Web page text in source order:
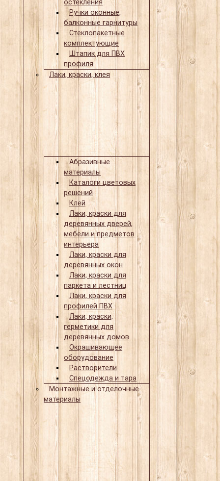
остекления
Ручки оконные,
балконные гарнитуры
Стеклопакетные
комплектующие
Штапик для ПВХ
профиля
Лаки, краски, клея
Абразивные
материалы
Каталоги цветовых
решений
Клей
Лаки, краски для
деревянных дверей,
мебели и предметов
интерьера
Лаки, краски для
деревянных окон
Лаки, краски для
паркета и лестниц
Лаки, краски для
профилей ПВХ
Лаки, краски,
герметики для
деревянных домов
Окрашивающее
оборудование
Растворители
Спецодежда и тара
Монтажные и отделочные
материалы